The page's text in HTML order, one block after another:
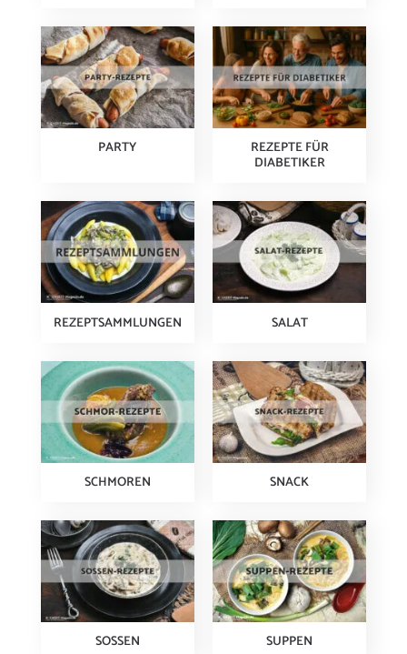
PARTY REZEPTE FÜR
DIABETIKER
REZEPTSAMMLUNGEN SALAT
SCHMOREN SNACK
SOSSEN SUPPEN